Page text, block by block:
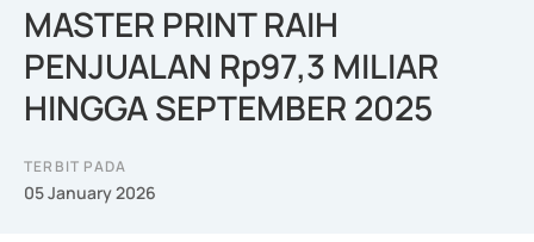
MASTER PRINT RAIH
PENJUALAN Rp97,3 MILIAR
HINGGA SEPTEMBER 2025
TERBIT PADA
05 January 2026